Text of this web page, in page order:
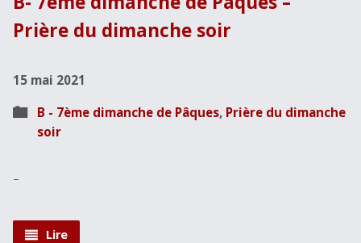
Prière du dimanche soir
15 mai 2021
B - 7ème dimanche de Pâques, Prière du dimanche
soir
–
Lire